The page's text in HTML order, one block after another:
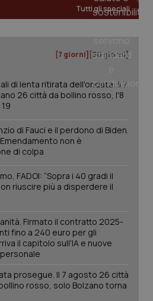
Tutti gli speciali
[7 giorni] [30 giorni]
di lenta ritirata dell'ondata: il 7
26 città da bollino rosso, l'8
di Fauci e il perdono di Biden.
non è
di colpa
FADOI: “Sopra i 40 gradi il
riuscire più a disperdere il
Firmato il contratto 2025-
fino a 240 euro per gli
il capitolo sull'IA e nuove
prosegue. Il 7 agosto 26 città
rosso, solo Bolzano torna
PHP.net
www.quotidianosanita.it